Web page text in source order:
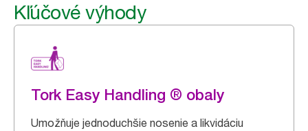
Kľúčové výhody
Tork Easy Handling ® obaly
Umožňuje jednoduchšie nosenie a likvidáciu